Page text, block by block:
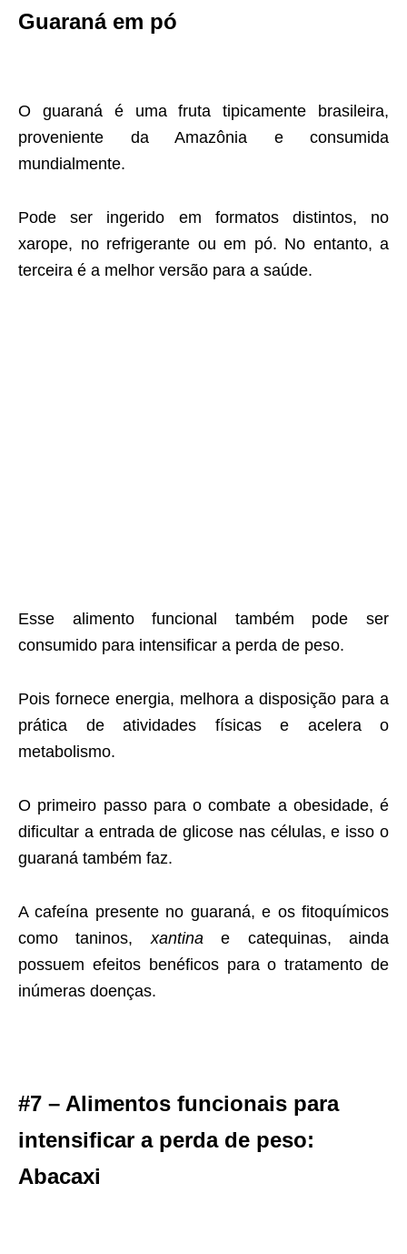
Guaraná em pó
O guaraná é uma fruta tipicamente brasileira,
proveniente da Amazônia e consumida
mundialmente.
Pode ser ingerido em formatos distintos, no
xarope, no refrigerante ou em pó. No entanto, a
terceira é a melhor versão para a saúde.
Esse alimento funcional também pode ser
consumido para intensificar a perda de peso.
Pois fornece energia, melhora a disposição para a
prática de atividades físicas e acelera o
metabolismo.
O primeiro passo para o combate a obesidade, é
dificultar a entrada de glicose nas células, e isso o
guaraná também faz.
A cafeína presente no guaraná, e os fitoquímicos
como taninos, xantina e catequinas, ainda
possuem efeitos benéficos para o tratamento de
inúmeras doenças.
#7 – Alimentos funcionais para
intensificar a perda de peso:
Abacaxi